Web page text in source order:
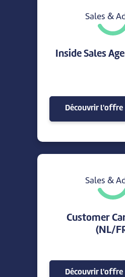
Sales &
Inside Sales
Découvrir l'offre
Sales &
Customer
(NL/
Découvrir l'offre